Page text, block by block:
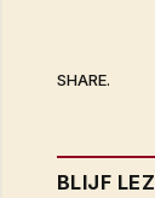
SHARE.
BLIJF